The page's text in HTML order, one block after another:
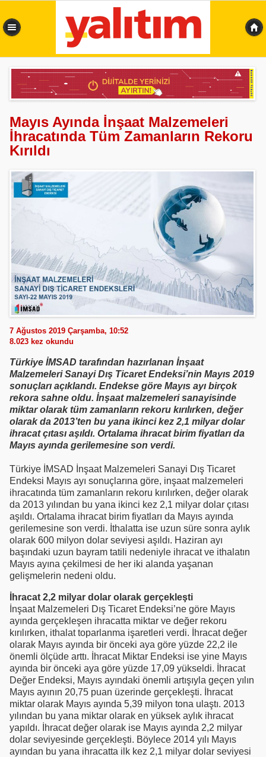
Mayıs Ayında İnşaat Malzemeleri
İhracatında Tüm Zamanların Rekoru
Kırıldı
7 Ağustos 2019 Çarşamba, 10:52
8.023 kez okundu
Türkiye İMSAD tarafından hazırlanan İnşaat
Malzemeleri Sanayi Dış Ticaret Endeksi’nin Mayıs 2019
sonuçları açıklandı. Endekse göre Mayıs ayı birçok
rekora sahne oldu. İnşaat malzemeleri sanayisinde
miktar olarak tüm zamanların rekoru kırılırken, değer
olarak da 2013’ten bu yana ikinci kez 2,1 milyar dolar
ihracat çıtası aşıldı. Ortalama ihracat birim fiyatları da
Mayıs ayında gerilemesine son verdi.
Türkiye İMSAD İnşaat Malzemeleri Sanayi Dış Ticaret
Endeksi Mayıs ayı sonuçlarına göre, inşaat malzemeleri
ihracatında tüm zamanların rekoru kırılırken, değer olarak
da 2013 yılından bu yana ikinci kez 2,1 milyar dolar çıtası
aşıldı. Ortalama ihracat birim fiyatları da Mayıs ayında
gerilemesine son verdi. İthalatta ise uzun süre sonra aylık
olarak 600 milyon dolar seviyesi aşıldı. Haziran ayı
başındaki uzun bayram tatili nedeniyle ihracat ve ithalatın
Mayıs ayına çekilmesi de her iki alanda yaşanan
gelişmelerin nedeni oldu.
İhracat 2,2 milyar dolar olarak gerçekleşti
İnşaat Malzemeleri Dış Ticaret Endeksi’ne göre Mayıs
ayında gerçekleşen ihracatta miktar ve değer rekoru
kırılırken, ithalat toparlanma işaretleri verdi. İhracat değer
olarak Mayıs ayında bir önceki aya göre yüzde 22,2 ile
önemli ölçüde arttı. İhracat Miktar Endeksi ise yine Mayıs
ayında bir önceki aya göre yüzde 17,09 yükseldi. İhracat
Değer Endeksi, Mayıs ayındaki önemli artışıyla geçen yılın
Mayıs ayının 20,75 puan üzerinde gerçekleşti. İhracat
miktar olarak Mayıs ayında 5,39 milyon tona ulaştı. 2013
yılından bu yana miktar olarak en yüksek aylık ihracat
yapıldı. İhracat değer olarak ise Mayıs ayında 2,2 milyar
dolar seviyesinde gerçekleşti. Böylece 2014 yılı Mayıs
ayından bu yana ihracatta ilk kez 2,1 milyar dolar seviyesi
0,359 sn